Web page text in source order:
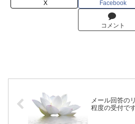
X Facebook
コメント
メール回答の
程度の受付です